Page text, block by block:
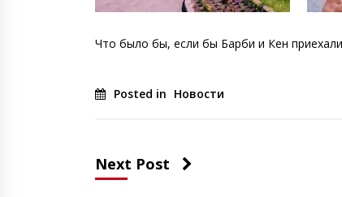
Что было бы, если бы Барби и Кен
Posted in Новости
Next Post